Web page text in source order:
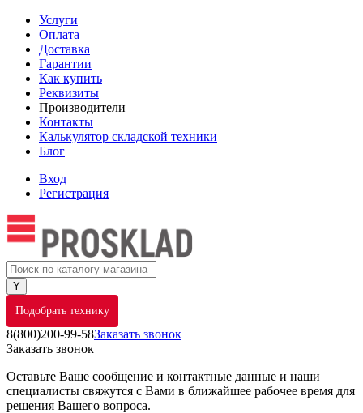
Услуги
Оплата
Доставка
Гарантии
Как купить
Реквизиты
Производители
Контакты
Калькулятор складской техники
Блог
Вход
Регистрация
Подобрать технику
8(800)200-99-58Заказать звонок
Заказать звонок
Оставьте Ваше сообщение и контактные данные и наши
специалисты свяжутся с Вами в ближайшее рабочее время для
решения Вашего вопроса.